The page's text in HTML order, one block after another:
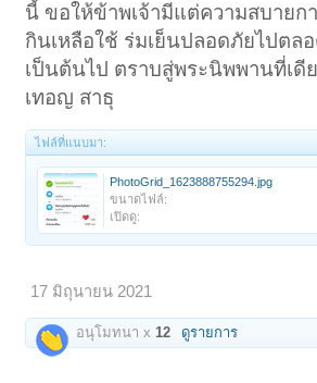
นี้ ขอให้ข้าพเจ้ามีแต่ความสบายก
กินเหลือใช้ ร่มเย็นปลอดภัยไปตล
เป็นต้นไป ตราบสู่พระนิพพานที่เดี
เทอญ สาธุ
ไฟล์ที่แนบมา:
PhotoGrid_1623888755294.jpg
ขนาดไฟล์:
เปิดดู:
17 มิถุนายน 2021
อนุโมทนา x12 ดูรายการ